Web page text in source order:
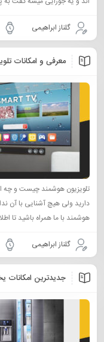
گلناز ابراهیمی
معرفی و امکانات
تلویزیون هوشمند چیست و چه
دارید ولی هیچ آشنایی با آن
هوشمند با ما همراه باشید تا
گلناز ابراهیمی
جدیدترین امکانات